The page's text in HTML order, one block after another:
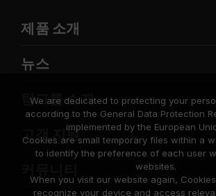
제품 소개
뉴스
팀그룹 소개
고객 지원
We are dedicated to protecting your
according to the General Data Protection
implemented by the European
Cookies are small temporary files within a
to identify the preference of each user
websites.
When you visit our website again,
recognize your device and access